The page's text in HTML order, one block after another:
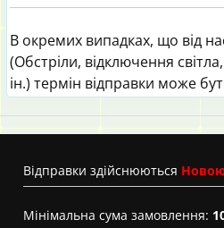
В окремих випадках, що від
(Обстріли, відключення
ін.) термін відправки може
Вiдправки здійснюються
Мінімальна сума замовлення: